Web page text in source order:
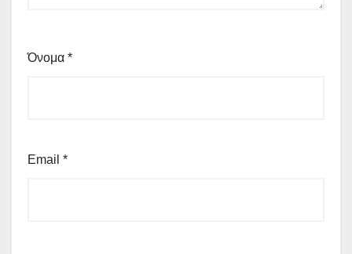
Όνομα *
Email *